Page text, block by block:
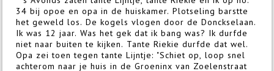
34 bij opoe en opa in de huiskamer. Plotseling barstte
het geweld los. De kogels vlogen door de Donckselaan.
Ik was 12 jaar. Was het gek dat ik bang was? Ik durfde
niet naar buiten te kijken. Tante Riekie durfde dat wel.
Opa zei toen tegen tante Lijntje: "Schiet op, loop snel
achterom naar je huis in de Groeninx van Zoelenstraat